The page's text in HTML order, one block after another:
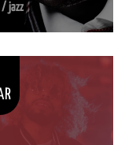
/ jazz